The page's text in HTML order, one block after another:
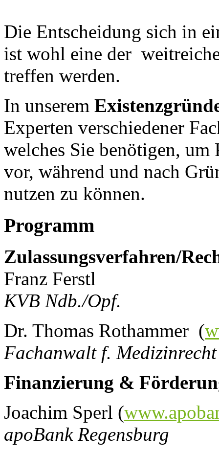
Die Entscheidung sich in
ist wohl eine der
treffen werden.
In unserem
Experten verschiedener
welches Sie benötigen,
vor, während und nach
nutzen zu können.
Programm
Zulassungsverfahren/
Franz Ferstl
KVB Ndb./Opf.
Dr. Thomas Rothammer (
Fachanwalt f. Medizinrecht
Finanzierung &
Joachim Sperl (
apoBank Regensburg